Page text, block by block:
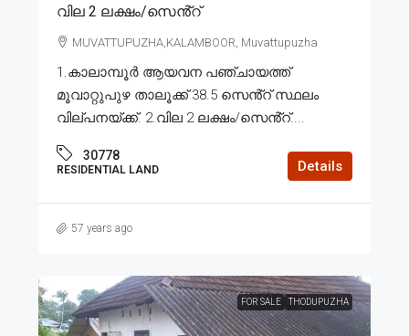
വില 2 ലക്ഷം/സെൻ്റ്
MUVATTUPUZHA,KALAMBOOR, Muvattupuzha
1.കാലാമ്പൂർ ആയവന പഞ്ചായത്ത്
മൂവാറ്റുപുഴ താലൂക്ക് 38.5 സെൻ്റ് സ്ഥലം
വില്പനയ്ക്ക്. 2.വില 2 ലക്ഷം/സെൻ്റ്....
30778
RESIDENTIAL LAND Details
57 years ago
FOR SALE THODUPUZHA